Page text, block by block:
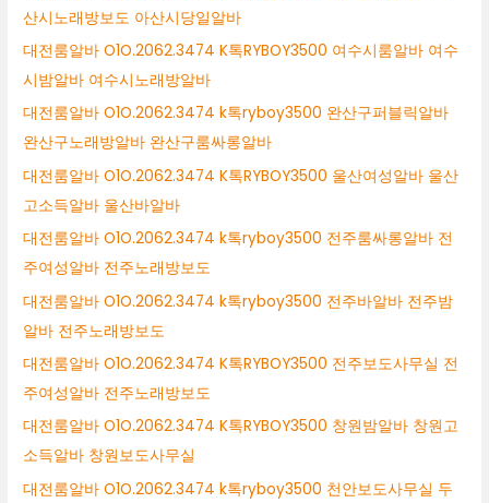
산시노래방보도 아산시당일알바
대전룸알바 O1O.2062.3474 K톡RYBOY3500 여수시룸알바 여수
시밤알바 여수시노래방알바
대전룸알바 O1O.2062.3474 k톡ryboy3500 완산구퍼블릭알바
완산구노래방알바 완산구룸싸롱알바
대전룸알바 O1O.2062.3474 K톡RYBOY3500 울산여성알바 울산
고소득알바 울산바알바
대전룸알바 O1O.2062.3474 k톡ryboy3500 전주룸싸롱알바 전
주여성알바 전주노래방보도
대전룸알바 O1O.2062.3474 k톡ryboy3500 전주바알바 전주밤
알바 전주노래방보도
대전룸알바 O1O.2062.3474 K톡RYBOY3500 전주보도사무실 전
주여성알바 전주노래방보도
대전룸알바 O1O.2062.3474 K톡RYBOY3500 창원밤알바 창원고
소득알바 창원보도사무실
대전룸알바 O1O.2062.3474 k톡ryboy3500 천안보도사무실 두